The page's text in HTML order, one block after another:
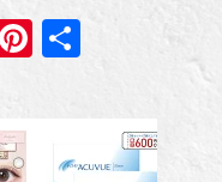
Pinterest